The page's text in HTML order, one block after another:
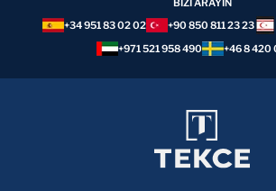
BİZİ ARAYIN
+34 951 83 02 02
+90 850 811 23 23
+971 521 958 490
+46 8 420